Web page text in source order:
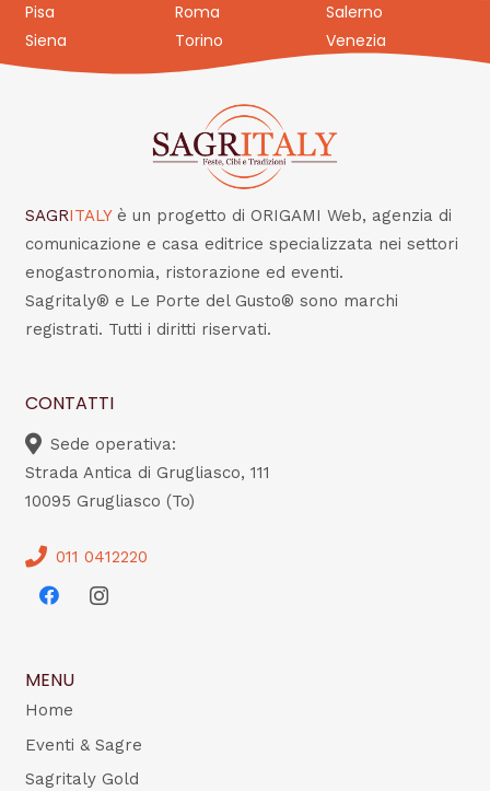
Pisa
Roma
Salerno
Siena
Torino Venezia
SAGRITALY è un progetto di ORIGAMI Web, agenzia di
comunicazione e casa editrice specializzata nei settori
enogastronomia, ristorazione ed eventi.
Sagritaly® e Le Porte del Gusto® sono marchi
registrati. Tutti i diritti riservati.
CONTATTI
Sede operativa:
Strada Antica di Grugliasco, 111
10095 Grugliasco (To)
011 0412220
MENU
Home
Eventi & Sagre
Sagritaly Gold